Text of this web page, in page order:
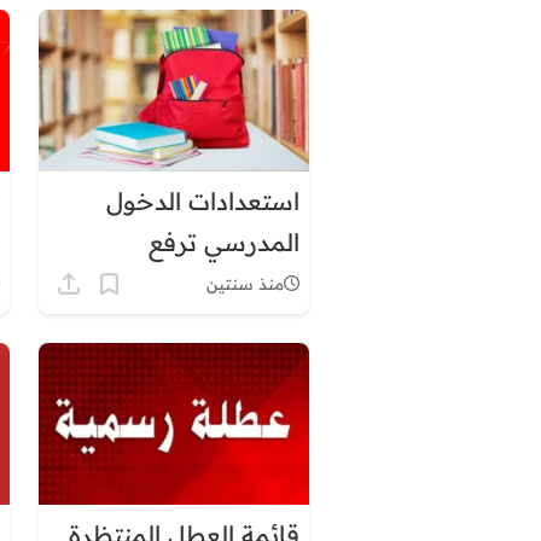
استعدادات الدخول
المدرسي ترفع
الصعوبات المالية أمام
منذ سنتين
قائمة العطل المنتظرة